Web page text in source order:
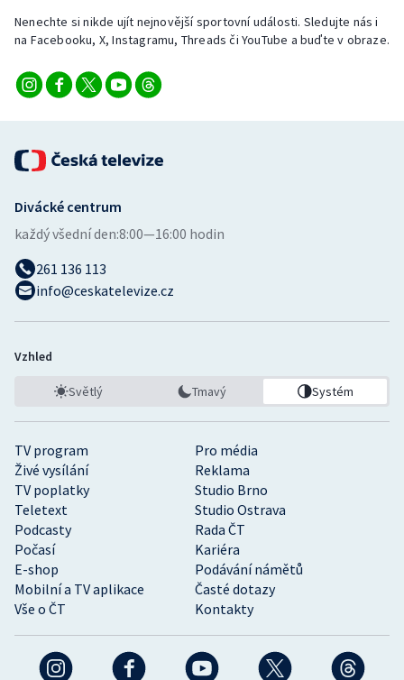
Nenechte si nikde ujít nejnovější sportovní události. Sledujte nás i
na Facebooku, X, Instagramu, Threads či YouTube a buďte v obraze.
TV program
Pro média
Živé vysílání
Reklama
TV poplatky
Studio Brno
Teletext
Studio Ostrava
Podcasty
Rada ČT
Počasí
Kariéra
E-shop
Podávání námětů
Mobilní a TV aplikace
Časté dotazy
Vše o ČT
Kontakty
Divácké centrum
každý všední den:8:00—16:00 hodin
261 136 113
info@ceskatelevize.cz
Vzhled
Světlý Tmavý Systém